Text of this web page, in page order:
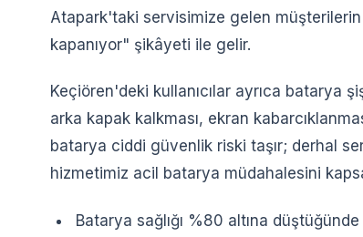
Atapark'taki servisimize gelen
kapanıyor" şikâyeti ile gelir.
Keçiören'deki kullanıcılar ayrıca batarya
arka kapak kalkması, ekran
batarya ciddi güvenlik riski taşır; derhal
hizmetimiz acil batarya müdahalesini
Batarya sağlığı %80 altına düştüğünde